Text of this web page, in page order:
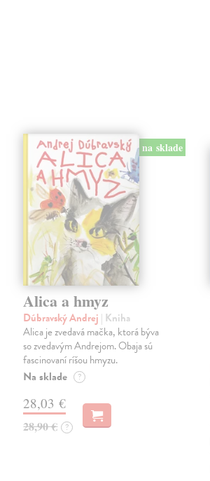
na sklade
Alica a hmyz
Dúbravský Andrej | Kniha
Alica je zvedavá mačka, ktorá býva
so zvedavým Andrejom. Obaja sú
fascinovaní ríšou hmyzu.
Na sklade ?
28,03 €
28,90 € ?